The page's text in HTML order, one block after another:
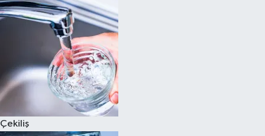
Çekiliş